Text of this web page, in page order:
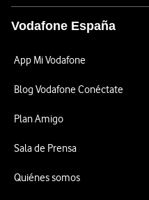
Vodafone España
App Mi Vodafone
Blog Vodafone Conéctate
Plan Amigo
Sala de Prensa
Quiénes somos